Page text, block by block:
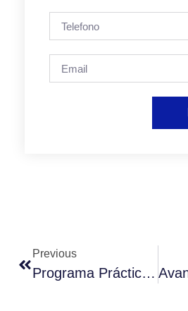
Previous
Programa Prácticas Para Chile. Servicio Civil